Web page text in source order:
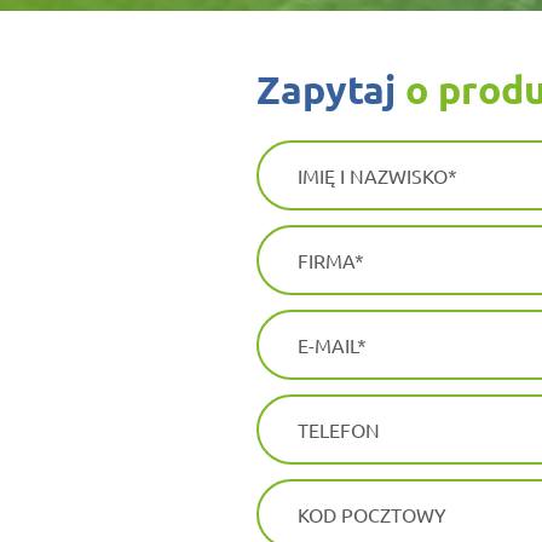
zapytaj o
IMIĘ I NAZWISKO
FIRMA
E-MAIL
TELEFON
KOD POCZTOWY